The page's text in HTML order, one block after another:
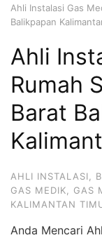
Ahli Instalasi Gas
Balikpapan
Ahli
Rumah
Barat
AHLI INSTALASI
GAS MEDIK
GAS
KALIMANTAN
Anda Mencari